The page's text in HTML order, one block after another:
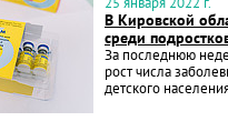
В Кировской
среди
За последнюю
рост числа
детского